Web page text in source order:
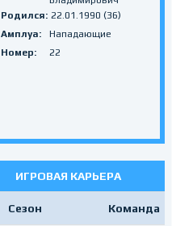
Родился: 22.01.1990 (36)
Амплуа:
Нападающие
Номер:
22
ИГРОВАЯ КАРЬЕРА
Сезон Команда